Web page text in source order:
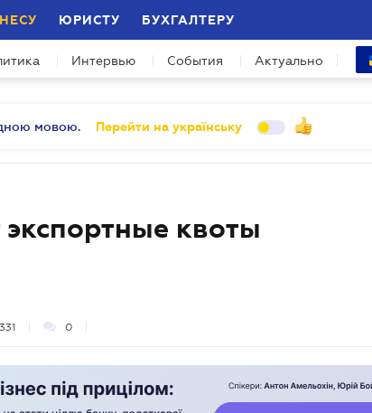
ЮРИСТУ БУХГАЛТЕРУ
Интервью События Актуально
мовою. Перейти на українську
квоты
331 0